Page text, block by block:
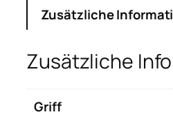
Zusätzliche
Zusätzliche
Griff